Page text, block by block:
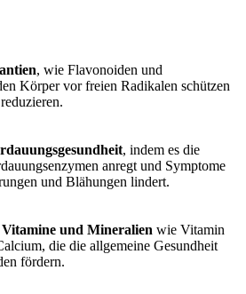
, wie Flavonoiden und
Körper vor freien Radikalen schützen
, indem es die
anregt und Symptome
und Blähungen lindert.
Vitamine und Mineralien wie Vitamin
die die allgemeine Gesundheit
fördern.